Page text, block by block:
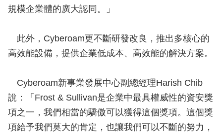
規模企業體的廣大認同。」
此外，Cyberoam更不斷研發改良，推出多核心的
高效能設備，提供企業低成本、高效能的解決方案。
Cyberoam新事業發展中心副總經理Harish Chib
說：「Frost & Sullivan是企業中最具權威性的資安獎
項之一，我們相當的驕傲可以獲得這個獎項。這個獎
項給予我們莫大的肯定，也讓我們可以不斷的努力，